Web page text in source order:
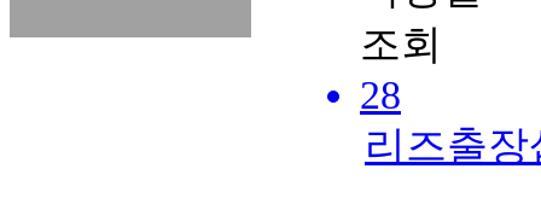
조회
28
리즈출